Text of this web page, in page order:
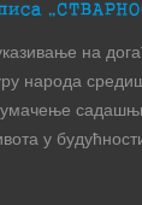
на
народа
у